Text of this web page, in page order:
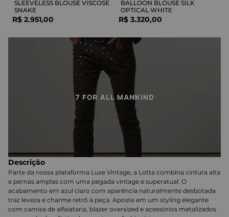
SLEEVELESS BLOUSE VISCOSE
SNAKE
R$ 2.951,00
BALLOON BLOUSE SILK
OPTICAL WHITE
R$ 3.320,00
Descrição
Parte da nossa plataforma Luxe Vintage, a Lotta combina cintura alta
e pernas amplas com uma pegada vintage e superatual. O
acabamento em azul claro com aparência naturalmente desbotada
traz leveza e charme retrô à peça. Aposte em um styling elegante
com camisa de alfaiataria, blazer oversized e acessórios metalizados